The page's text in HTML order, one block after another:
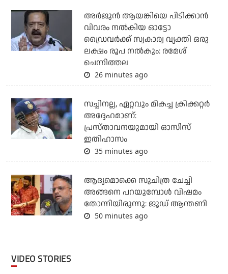
അര്‍ജുന്‍ ആയങ്കിയെ പിടിക്കാന്‍
വിവരം നല്‍കിയ ഓട്ടോ
ഡ്രൈവര്‍ക്ക് സ്വകാര്വ വ്യക്തി ഒരു
ലക്ഷം രൂപ നല്‍കും: രമേശ്
ചെന്നിത്തല
26 minutes ago
സച്ചിനല്ല, ഏറ്റവും മികച്ച ക്രിക്കറ്റര്‍
അദ്ദേഹമാണ്:
പ്രസ്താവനയുമായി ഓസീസ്
ഇതിഹാസം
35 minutes ago
ആദ്യമൊക്കെ സുചിത്ര ചേച്ചി
അങ്ങനെ പറയുമ്പോൾ വിഷമം
തോന്നിയിരുന്നു: ജൂഡ് ആന്തണി
50 minutes ago
VIDEO STORIES